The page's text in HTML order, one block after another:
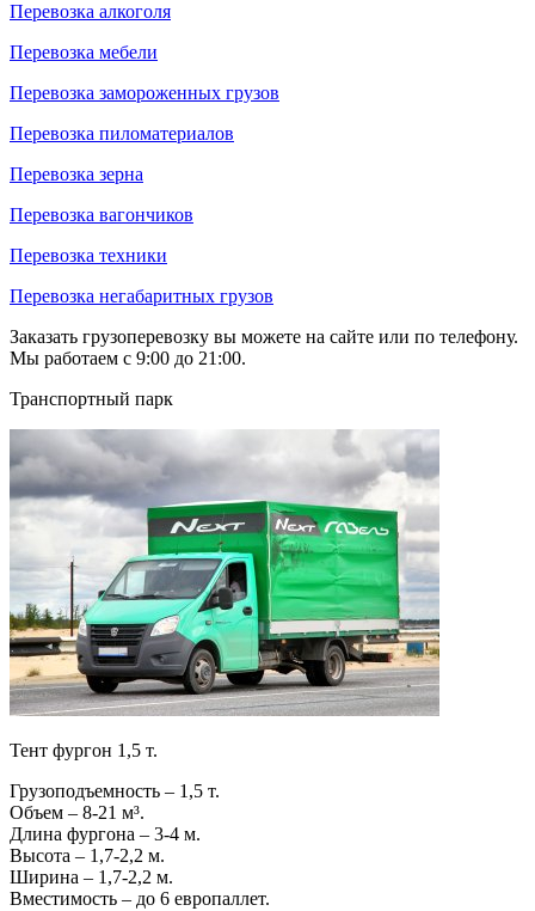
Перевозка алкоголя
Перевозка мебели
Перевозка замороженных грузов
Перевозка пиломатериалов
Перевозка зерна
Перевозка вагончиков
Перевозка техники
Перевозка негабаритных грузов
Заказать грузоперевозку вы можете на сайте или по телефону.
Мы работаем с 9:00 до 21:00.
Транспортный парк
Тент фургон 1,5 т.
Грузоподъемность – 1,5 т.
Объем – 8-21 м³.
Длина фургона – 3-4 м.
Высота – 1,7-2,2 м.
Ширина – 1,7-2,2 м.
Вместимость – до 6 европаллет.